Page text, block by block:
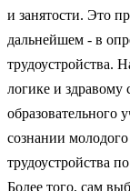
и занятости. Это
дальнейшем - в
трудоустройства.
логике и здравому
образовательного
сознании
трудоустройства
Более того, сам